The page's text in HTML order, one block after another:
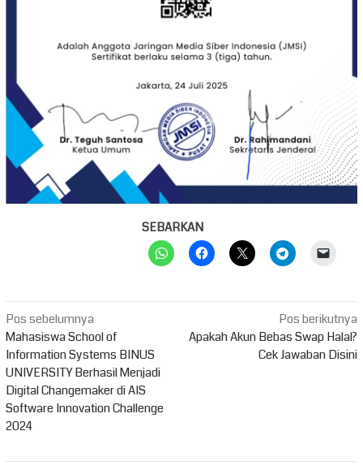
SEBARKAN
Navigasi
pos
Pos sebelumnya
Mahasiswa School of
Information Systems BINUS
UNIVERSITY Berhasil Menjadi
Digital Changemaker di AIS
Software Innovation Challenge
2024
Pos berikutnya
Apakah Akun Bebas Swap Halal?
Cek Jawaban Disini